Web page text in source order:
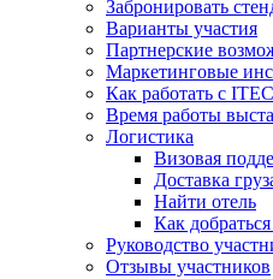
Забронировать
Варианты участия
Партнерские
Маркетинговые
Как работать с
Время работы
Логистика
Визовая
Доставка
Найти отель
Как
Руководство
Отзывы участников